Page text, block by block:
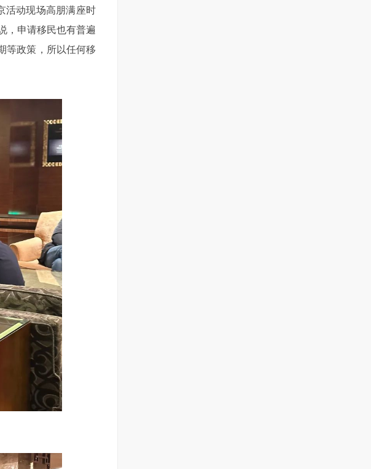
活动现场高朋满座时
，申请移民也有普遍
等政策，所以任何移